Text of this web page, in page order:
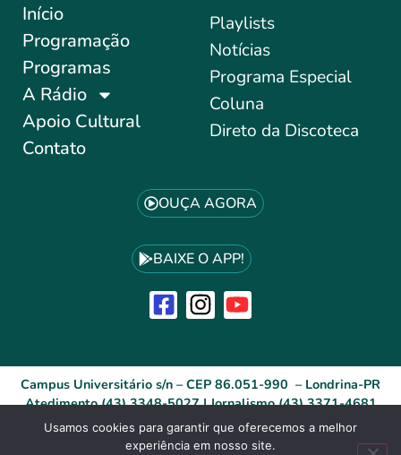
Início
Programação
Programas
A Rádio
Apoio Cultural
Contato
Playlists
Notícias
Programa Especial
Coluna
Direto da Discoteca
OUÇA AGORA
BAIXE O APP!
Campus Universitário s/n – CEP 86.051-990 – Londrina-PR
Atedimento (43) 3348-5027 | Jornalismo (43) 3371-4681
Usamos cookies para garantir que oferecemos a melhor
experiência em nosso site.